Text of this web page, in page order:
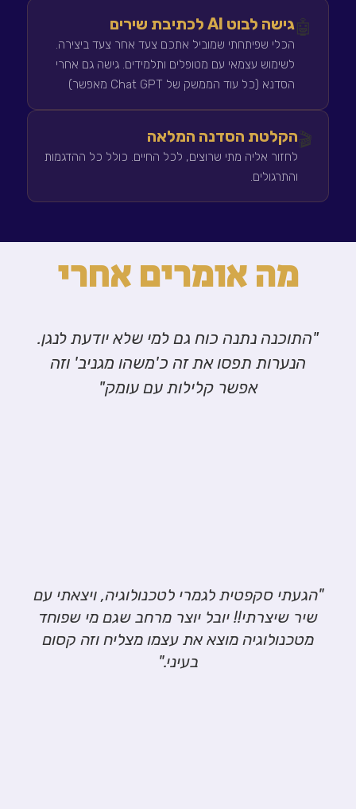
🤖גישה לבוט AI לכתיבת שירים
הכלי שפיתחתי שמוביל אתכם צעד אחר צעד ביצירה.
לשימוש עצמאי עם מטופלים ותלמידים. גישה גם אחרי
הסדנא (כל עוד הממשק של Chat GPT מאפשר)
🎬הקלטת הסדנה המלאה
לחזור אליה מתי שרוצים, לכל החיים. כולל כל ההדגמות
והתרגולים.
מה אומרים אחרי
"התוכנה נתנה כוח גם למי שלא יודעת לנגן.
הנערות תפסו את זה כ'משהו מגניב' וזה
אפשר קלילות עם עומק"
"הגעתי סקפטית לגמרי לטכנולוגיה, ויצאתי עם
שיר שיצרתי!! יובל יוצר מרחב שגם מי שפוחד
מטכנולוגיה מוצא את עצמו מצליח וזה קסום
בעיני."